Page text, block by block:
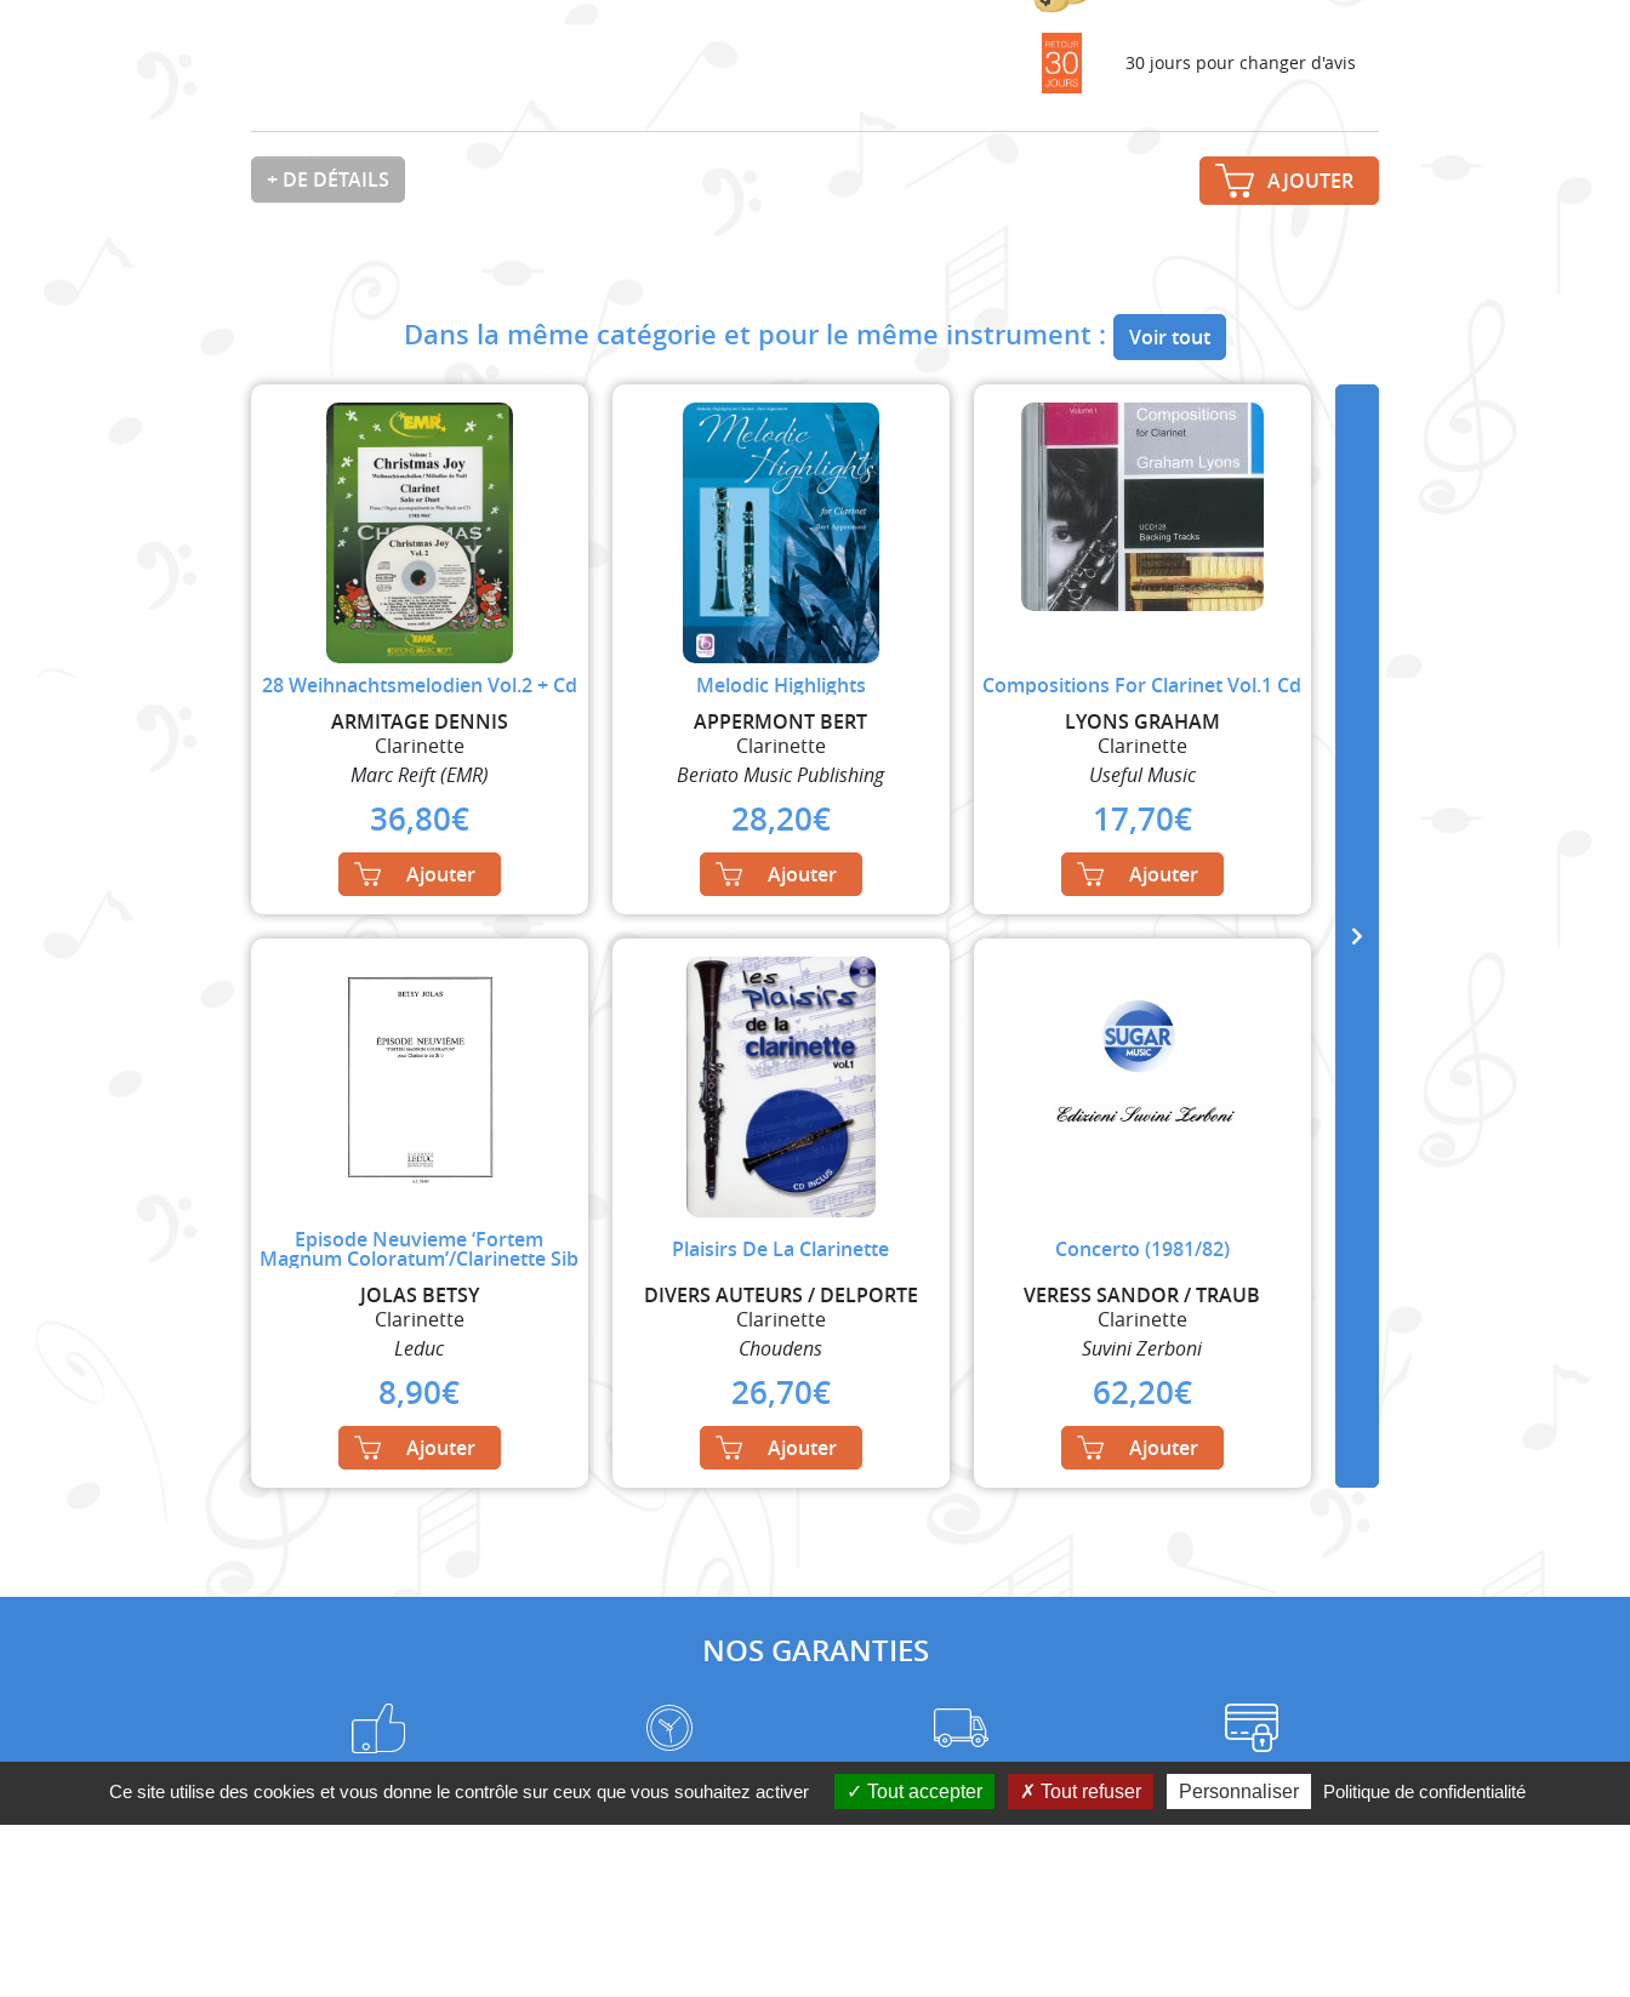
30 jours pour changer d'avis
+ DE DÉTAILS AJOUTER
Dans la même catégorie et pour le même instrument : Voir tout
28 Weihnachtsmelodien Vol.2 + Cd
ARMITAGE DENNIS
Clarinette
Marc Reift (EMR)
36,80€
Ajouter
Melodic Highlights
APPERMONT BERT
Clarinette
Beriato Music Publishing
28,20€
Ajouter
Compositions For Clarinet Vol.1 Cd
LYONS GRAHAM
Clarinette
Useful Music
17,70€
Ajouter
Episode Neuvieme ‘Fortem
Magnum Coloratum’/Clarinette Sib
JOLAS BETSY
Clarinette
Leduc
8,90€
Ajouter
Plaisirs De La Clarinette
DIVERS AUTEURS / DELPORTE
Clarinette
Choudens
26,70€
Ajouter
Concerto (1981/82)
VERESS SANDOR / TRAUB
Clarinette
Suvini Zerboni
62,20€
Ajouter
NOS GARANTIES
Meilleurs prix du web Frais de port à prix coûtant Paiement sécurisé
Ce site utilise des cookies et vous donne le contrôle sur ceux que vous souhaitez activer Tout accepter Tout refuser Personnaliser Politique de confidentialité